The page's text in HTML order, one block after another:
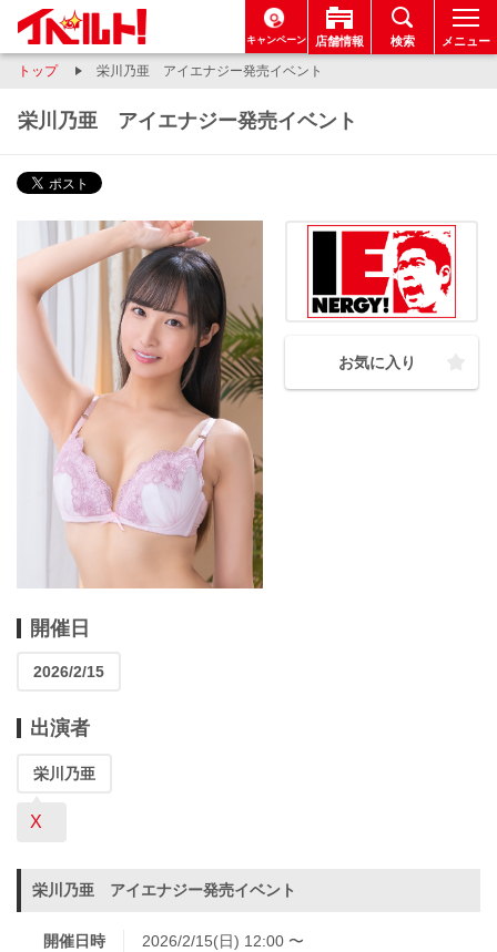
キャンペーン 店舗情報 検索 メニュー
トップ 栄川乃亜 アイエナジー発売イベント
栄川乃亜 アイエナジー発売イベント
お気に入り
開催日
2026/2/15
出演者
栄川乃亜
X
栄川乃亜 アイエナジー発売イベント
開催日時 2026/2/15(日) 12:00 〜